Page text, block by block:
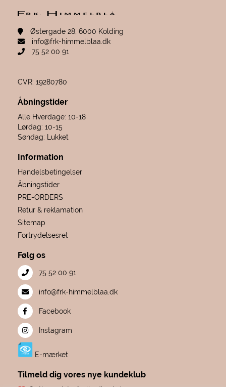
Østergade 28, 6000 Kolding
info@frk-himmelblaa.dk
75 52 00 91
CVR: 19280780
Åbningstider
Alle Hverdage: 10-18
Lørdag: 10-15
Søndag: Lukket
Information
Handelsbetingelser
Åbningstider
PRE-ORDERS
Retur & reklamation
Sitemap
Fortrydelsesret
Følg os
75 52 00 91
info@frk-himmelblaa.dk
Facebook
Instagram
E-mærket
Tilmeld dig vores nye kundeklub